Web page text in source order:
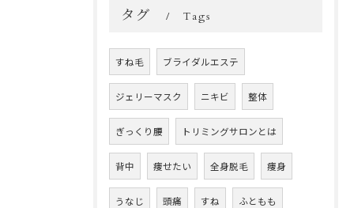
タグ Tags
すね毛 ブライダルエステ
ジェリーマスク ニキビ 整体
ぎっくり腰 トリミングサロンとは
背中 痩せたい 全身脱毛 痩身
うなじ 頭痛 すね ふともも